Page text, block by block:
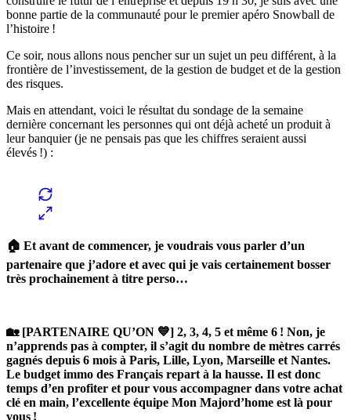
bonne partie de la communauté pour le premier apéro Snowball de
l’histoire !
Ce soir, nous allons nous pencher sur un sujet un peu différent, à la
frontière de l’investissement, de la gestion de budget et de la gestion
des risques.
Mais en attendant, voici le résultat du sondage de la semaine
dernière concernant les personnes qui ont déjà acheté un produit à
leur banquier (je ne pensais pas que les chiffres seraient aussi
élevés !) :
🏠 Et avant de commencer, je voudrais vous parler d’un
partenaire que j’adore et avec qui je vais certainement bosser
très prochainement à titre perso…
🏡 [PARTENAIRE QU’ON 💙] 2, 3, 4, 5 et même 6 ! Non, je
n’apprends pas à compter, il s’agit du nombre de mètres carrés
gagnés depuis 6 mois à Paris, Lille, Lyon, Marseille et Nantes.
Le budget immo des Français repart à la hausse. Il est donc
temps d’en profiter et pour vous accompagner dans votre achat
clé en main, l’excellente équipe Mon Majord’home est là pour
vous !